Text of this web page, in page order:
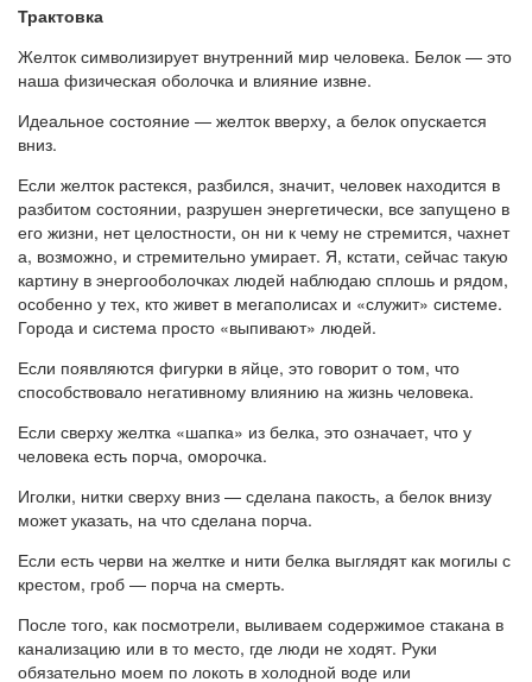
Трактовка
Желток символизирует внутренний мир человека. Белок — это
наша физическая оболочка и влияние извне.
Идеальное состояние — желток вверху, а белок опускается
вниз.
Если желток растекся, разбился, значит, человек находится в
разбитом состоянии, разрушен энергетически, все запущено в
его жизни, нет целостности, он ни к чему не стремится, чахнет
а, возможно, и стремительно умирает. Я, кстати, сейчас такую
картину в энергооболочках людей наблюдаю сплошь и рядом,
особенно у тех, кто живет в мегаполисах и «служит» системе.
Города и система просто «выпивают» людей.
Если появляются фигурки в яйце, это говорит о том, что
способствовало негативному влиянию на жизнь человека.
Если сверху желтка «шапка» из белка, это означает, что у
человека есть порча, оморочка.
Иголки, нитки сверху вниз — сделана пакость, а белок внизу
может указать, на что сделана порча.
Если есть черви на желтке и нити белка выглядят как могилы с
крестом, гроб — порча на смерть.
После того, как посмотрели, выливаем содержимое стакана в
канализацию или в то место, где люди не ходят. Руки
обязательно моем по локоть в холодной воде или